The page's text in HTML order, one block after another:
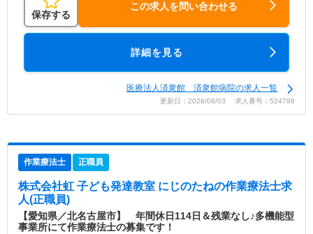
保存する
この求人を問い合わせる
詳細を見る
医療法人済衆館 済衆館病院の求人一覧
更新日：2026/08/03 求人番号：524798
作業療法士 正職員
株式会社虹 子ども発達教室 にじのたねの作業療法士求
人(正職員)
【愛知県／北名古屋市】 年間休日114日＆残業なし♪多機能型
事業所にて作業療法士の募集です！